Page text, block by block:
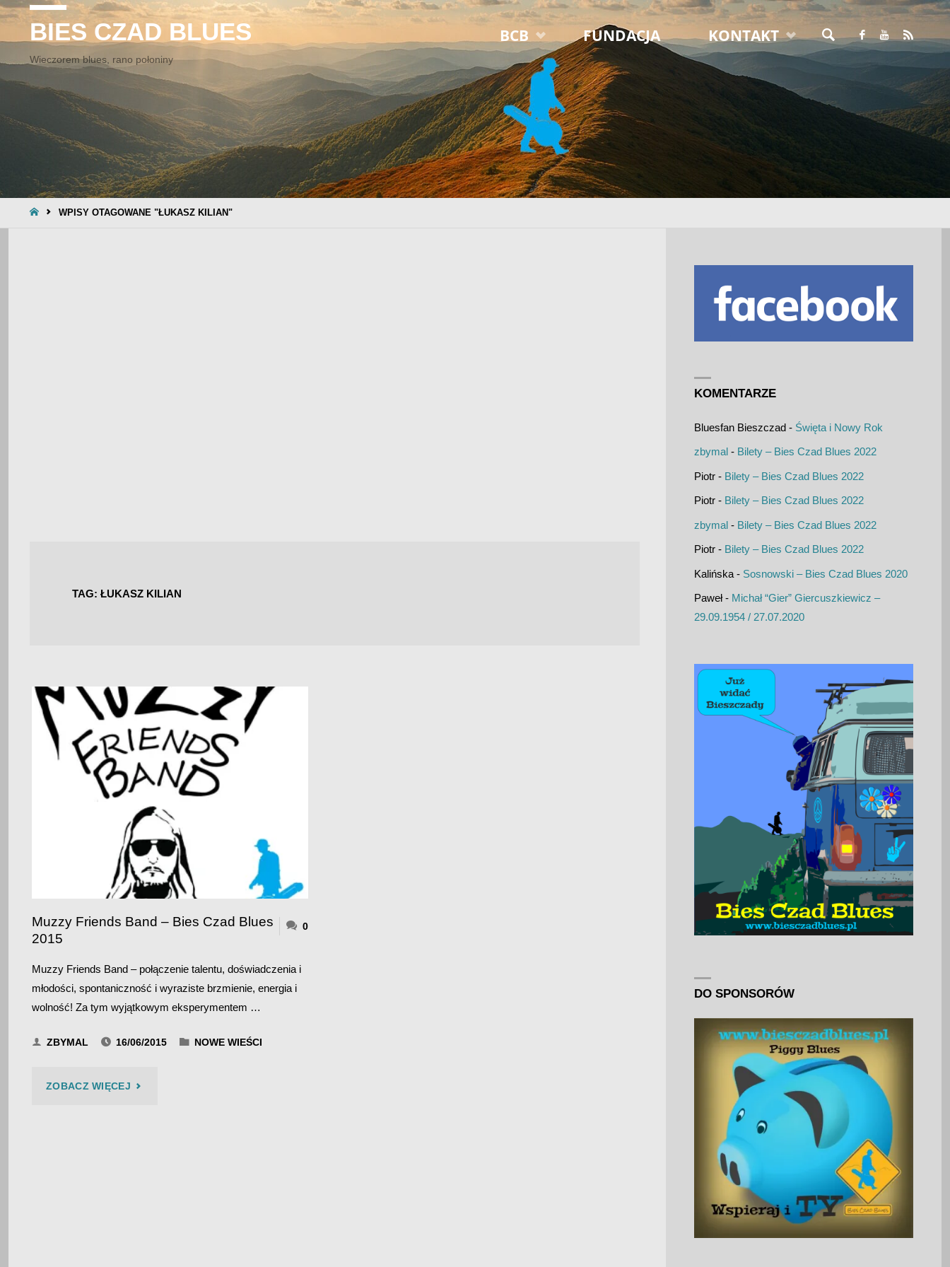
BIES CZAD BLUES
Wieczorem blues, rano połoniny
Przejdź
do
treści
BCB FUNDACJA KONTAKT
SZUKAJ
STRONA
WPISY OTAGOWANE "ŁUKASZ KILIAN"
TAG: ŁUKASZ KILIAN
Muzzy Friends Band – Bies Czad Blues
2015
0
Muzzy Friends Band – połączenie talentu, doświadczenia i
młodości, spontaniczność i wyraziste brzmienie, energia i
wolność! Za tym wyjątkowym eksperymentem …
ZBYMAL 16/06/2015 NOWE WIEŚCI
ZOBACZ WIĘCEJ"MUZZY
KOMENTARZE
Bluesfan Bieszczad- Święta i Nowy Rok
zbymal- Bilety – Bies Czad Blues 2022
Piotr- Bilety – Bies Czad Blues 2022
Piotr- Bilety – Bies Czad Blues 2022
zbymal- Bilety – Bies Czad Blues 2022
Piotr- Bilety – Bies Czad Blues 2022
Kalińska- Sosnowski – Bies Czad Blues 2020
Paweł- Michał “Gier” Giercuszkiewicz –
29.09.1954 / 27.07.2020
DO SPONSORÓW